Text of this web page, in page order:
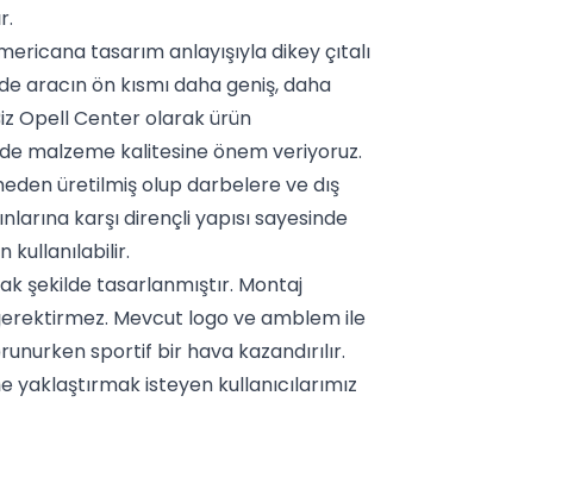
tasarım anlayışıyla dikey çıtalı
aracın ön kısmı daha geniş, daha
Opell Center olarak ürün
malzeme kalitesine önem veriyoruz.
üretilmiş olup darbelere ve dış
karşı dirençli yapısı sayesinde
kullanılabilir.
şekilde tasarlanmıştır. Montaj
Mevcut logo ve amblem ile
sportif bir hava kazandırılır.
yaklaştırmak isteyen kullanıcılarımız